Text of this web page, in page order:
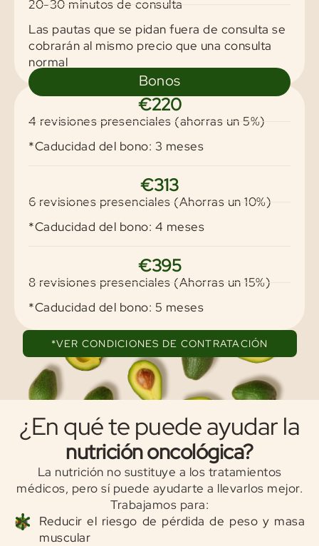
*VER CONDICIONES DE CONTRATACIÓN
20-30 minutos de consulta
Las pautas que se pidan fuera de consulta se
cobrarán al mismo precio que una consulta
normal
Bonos
€220
4 revisiones presenciales (ahorras un 5%)
*Caducidad del bono: 3 meses
€313
6 revisiones presenciales (Ahorras un 10%)​
*Caducidad del bono: 4 meses
€395
8 revisiones presenciales (Ahorras un 15%)​
*Caducidad del bono: 5 meses
¿En qué te puede ayudar la
nutrición oncológica?
La nutrición no sustituye a los tratamientos
médicos, pero sí puede ayudarte a llevarlos mejor.
Trabajamos para:
Reducir el riesgo de pérdida de peso y masa
muscular